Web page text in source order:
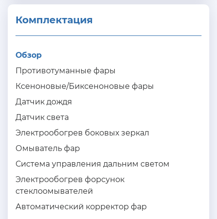
Комплектация
Обзор
Противотуманные фары
Ксеноновые/Биксеноновые фары
Датчик дождя
Датчик света
Электрообогрев боковых зеркал
Омыватель фар
Система управления дальним светом
Электрообогрев форсунок
стеклоомывателей
Автоматический корректор фар